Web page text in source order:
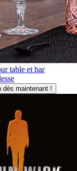
table et bar
dès maintenant !